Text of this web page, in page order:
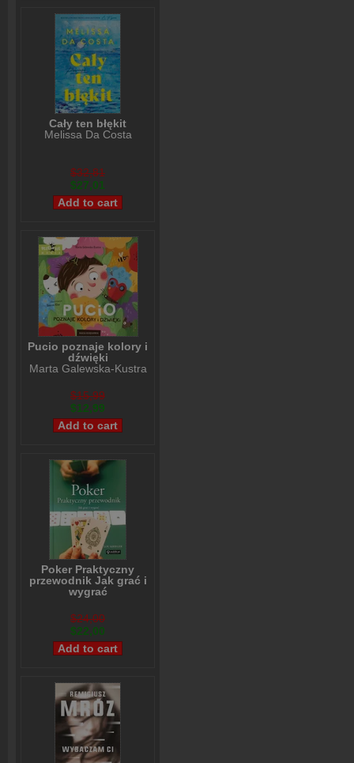
Cały ten błękit
Melissa Da Costa
$32,81
$27,01
Pucio poznaje kolory i
dźwięki
Marta Galewska-Kustra
$15,99
$12,99
Poker Praktyczny
przewodnik Jak grać i
wygrać
$24,00
$22,00